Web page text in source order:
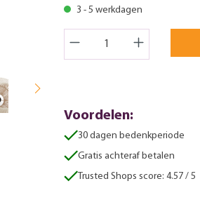
3 - 5 werkdagen
Voordelen:
30 dagen bedenkperiode
Gratis achteraf betalen
Trusted Shops score: 4.57 / 5